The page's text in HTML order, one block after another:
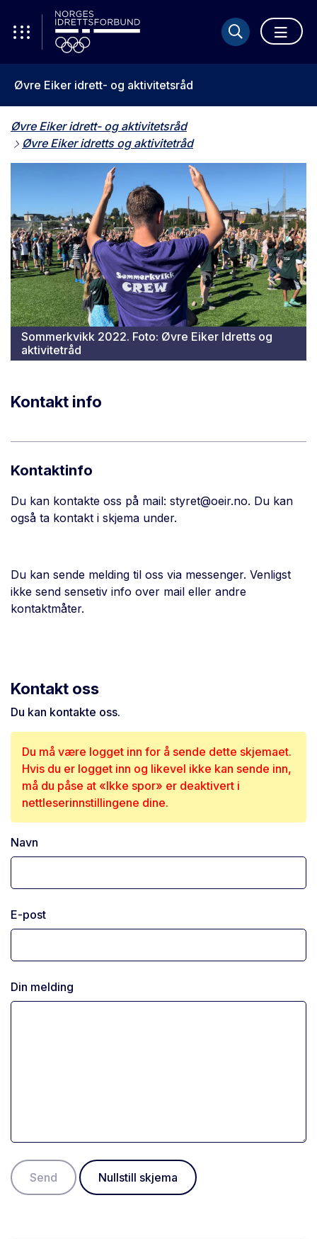
Øvre Eiker idrett- og aktivitetsråd
Øvre Eiker idrett- og aktivitetsråd
Øvre Eiker idretts og aktivitetråd
Sommerkvikk 2022. Foto: Øvre Eiker Idretts og
aktivitetråd
Kontakt info
Kontaktinfo
Du kan kontakte oss på mail: styret@oeir.no. Du kan
også ta kontakt i skjema under.
Du kan sende melding til oss via messenger. Venligst
ikke send sensetiv info over mail eller andre
kontaktmåter.
Kontakt oss
Du kan kontakte oss.
Du må være logget inn for å sende dette skjemaet.
Hvis du er logget inn og likevel ikke kan sende inn,
må du påse at «Ikke spor» er deaktivert i
nettleserinnstillingene dine.
Navn
E-post
Din melding
Send